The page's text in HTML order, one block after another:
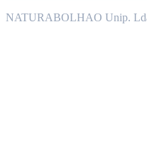
NATURABOLHAO Unip.